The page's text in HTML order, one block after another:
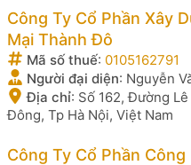
Công Ty Cổ Phần Xây
Mại Thành Đô
Mã số thuế: 0105162791
Người đại diện: Nguyễn
Địa chỉ: Số 162, Đường
Đông, Tp Hà Nội, Việt Nam
Công Ty Cổ Phần